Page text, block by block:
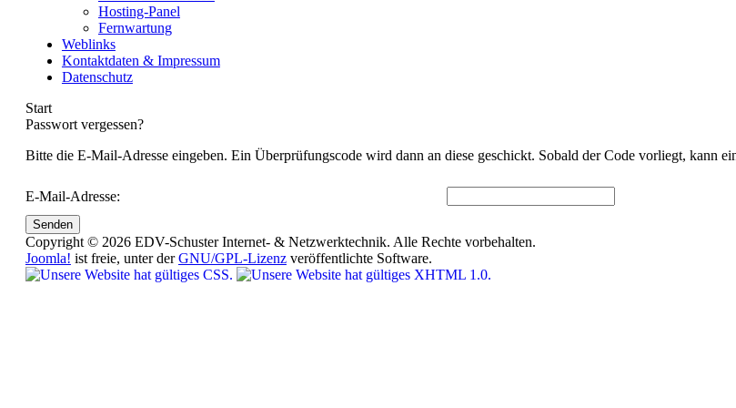
Hosting-Panel
Fernwartung
Weblinks
Kontaktdaten & Impressum
Datenschutz
Start
Passwort vergessen?
Bitte die E-Mail-Adresse eingeben. Ein Überprüfungscode wird dann an diese geschickt. Sobald der Code vorliegt, kann
E-Mail-Adresse:
Senden
Copyright © 2026 EDV-Schuster Internet- & Netzwerktechnik. Alle Rechte vorbehalten.
Joomla! ist freie, unter derGNU/GPL-Lizenzveröffentlichte Software.